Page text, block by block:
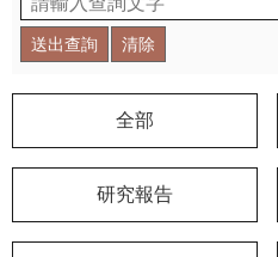
參
觀
展
學
探
全部
研究報告